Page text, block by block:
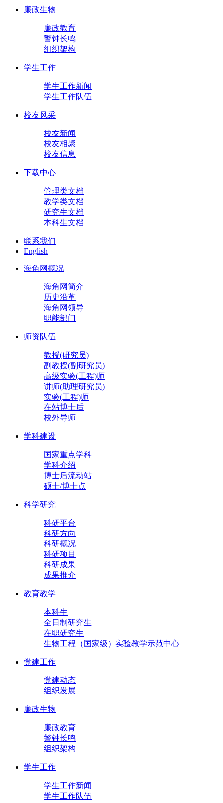
廉政生物
廉政教育
警钟长鸣
组织架构
学生工作
学生工作新闻
学生工作队伍
校友风采
校友新闻
校友相聚
校友信息
下载中心
管理类文档
教学类文档
研究生文档
本科生文档
联系我们
English
海角网概况
海角网简介
历史沿革
海角网领导
职能部门
师资队伍
教授(研究员)
副教授(副研究员)
高级实验(工程)师
讲师(助理研究员)
实验(工程)师
在站博士后
校外导师
学科建设
国家重点学科
学科介绍
博士后流动站
硕士/博士点
科学研究
科研平台
科研方向
科研概况
科研项目
科研成果
成果推介
教育教学
本科生
全日制研究生
在职研究生
生物工程（国家级）实验教学示范中心
党建工作
党建动态
组织发展
廉政生物
廉政教育
警钟长鸣
组织架构
学生工作
学生工作新闻
学生工作队伍